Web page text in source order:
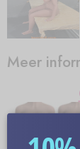
Meer